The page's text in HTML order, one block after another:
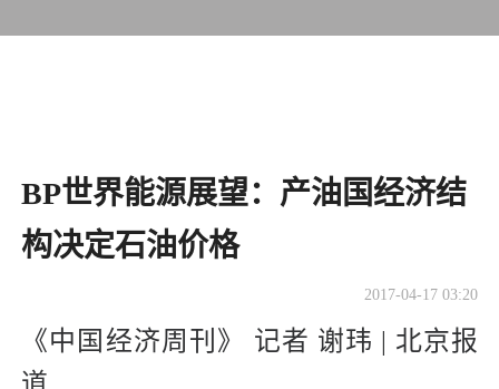
BP世界能源展望：产油国经济结
构决定石油价格
2017-04-17 03:20
《中国经济周刊》 记者 谢玮 | 北京报